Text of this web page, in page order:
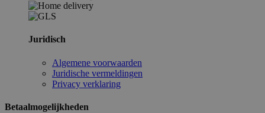
Juridisch
Algemene voorwaarden
Juridische vermeldingen
Privacy verklaring
Betaalmogelijkheden